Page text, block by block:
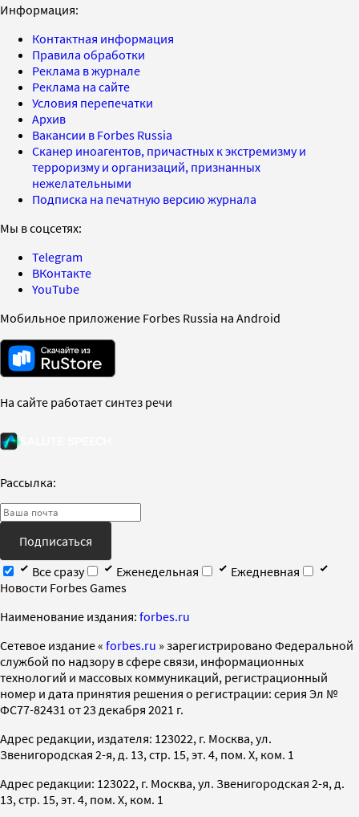
Информация:
Контактная информация
Правила обработки
Реклама в журнале
Реклама на сайте
Условия перепечатки
Архив
Вакансии в Forbes Russia
Сканер иноагентов, причастных к экстремизму и
терроризму и организаций, признанных
нежелательными
Подписка на печатную версию журнала
Мы в соцсетях:
Telegram
ВКонтакте
YouTube
Мобильное приложение Forbes Russia на Android
На сайте работает синтез речи
Рассылка:
Подписаться
Все сразу
Еженедельная
Ежедневная
Новости Forbes Games
Наименование издания: forbes.ru
Cетевое издание « forbes.ru » зарегистрировано Федеральной
службой по надзору в сфере связи, информационных
технологий и массовых коммуникаций, регистрационный
номер и дата принятия решения о регистрации: серия Эл №
ФС77-82431 от 23 декабря 2021 г.
Адрес редакции, издателя: 123022, г. Москва, ул.
Звенигородская 2-я, д. 13, стр. 15, эт. 4, пом. X, ком. 1
Адрес редакции: 123022, г. Москва, ул. Звенигородская 2-я, д.
13, стр. 15, эт. 4, пом. X, ком. 1